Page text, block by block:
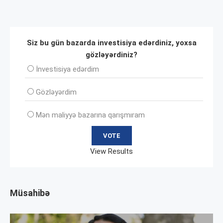
Siz bu gün bazarda investisiya edərdiniz, yoxsa
gözləyərdiniz?
İnvеstisiya edərdim
Gözləyərdim
Mən maliyyə bazarına qarışmıram
View Results
Müsahibə